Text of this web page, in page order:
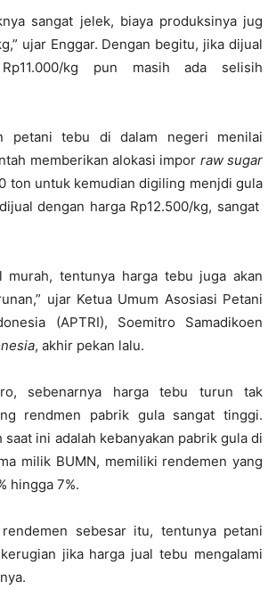
sangat jelek, biaya produksinya jug
ujar Enggar. Dengan begitu, jika dijual
kg pun masih ada selisih
petani tebu di dalam negeri menilai
memberikan alokasi impor raw sugar
ton untuk kemudian digiling menjdi gula
dengan harga Rp12.500/kg, sangat
murah, tentunya harga tebu juga akan
ujar Ketua Umum Asosiasi Petani
(APTRI), Soemitro Samadikoen
, akhir pekan lalu.
sebenarnya harga tebu turun tak
rendmen pabrik gula sangat tinggi.
saat ini adalah kebanyakan pabrik gula di
milik BUMN, memiliki rendemen yang
hingga 7%.
sebesar itu, tentunya petani
jika harga jual tebu mengalami